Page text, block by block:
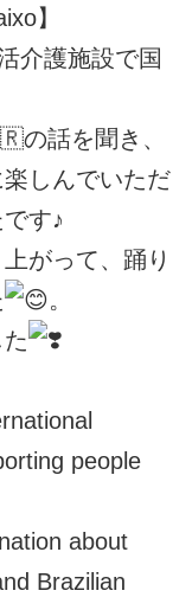
】
介護施設で国
の話を聞き、
しんでいただ
す♪
がって、踊り
。
people
about
Brazilian